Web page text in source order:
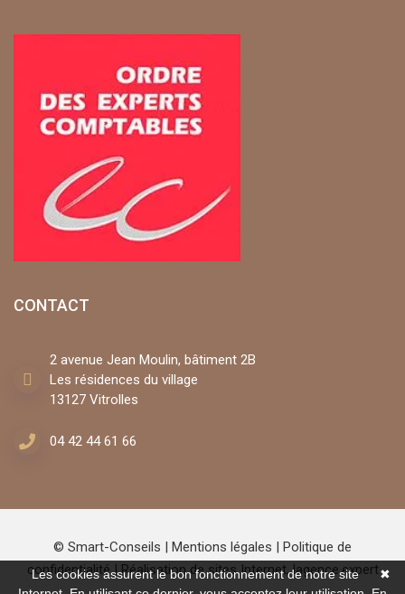
CONTACT
2 avenue Jean Moulin, bâtiment 2B
Les résidences du village
13127 Vitrolles
04 42 44 61 66
© Smart-Conseils | Mentions légales | Politique de
confidentialité| Réalisation de sites Internet,lagence.expert✖
Les cookies assurent le bon fonctionnement de notre site